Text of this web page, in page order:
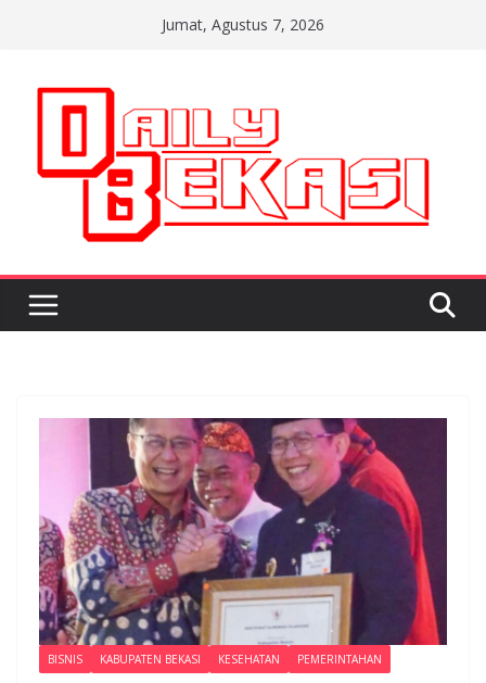
Jumat, Agustus 7, 2026
BISNIS KABUPATEN BEKASI KESEHATAN PEMERINTAHAN